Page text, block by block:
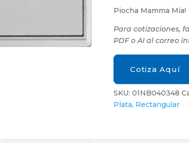
Piocha Mamma Mia!
Para cotizaciones,
PDF o AI al correo
Cotiza Aquí
SKU: 01NB040348
Plata, Rectangular